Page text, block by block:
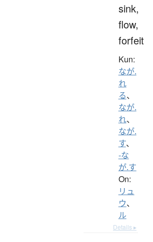
sink,
flow,
forfeit
Kun:
なが.
れ
る、
なが.
れ、
なが.
す、
-な
が.す
On:
リュ
ウ、
ル
Details ▸